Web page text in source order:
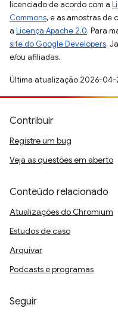
licenciado de acordo com a
Commons, e as amostras de
a Licença Apache 2.0. Para
site do Google Developers.
e/ou afiliadas.
Última atualização 2026-04-
Contribuir
Registre um bug
Veja as questões em aberto
Conteúdo relacionado
Atualizações do Chromium
Estudos de caso
Arquivar
Podcasts e programas
Seguir